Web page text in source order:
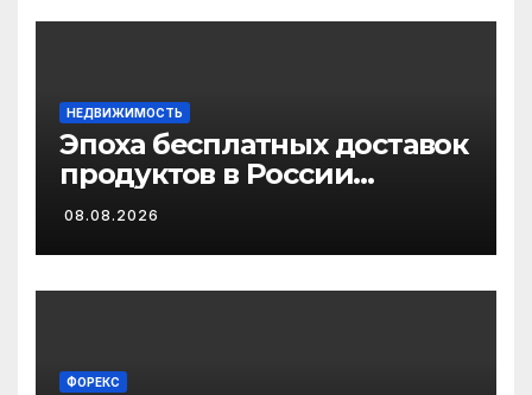
НЕДВИЖИМОСТЬ
Эпоха бесплатных доставок
продуктов в России
завершается
08.08.2026
ФОРЕКС